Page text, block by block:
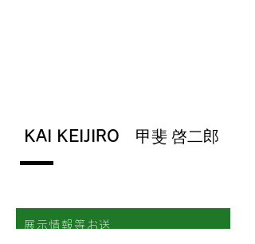
KAI KEIJIRO 甲斐 啓二郎
展示情報等お送